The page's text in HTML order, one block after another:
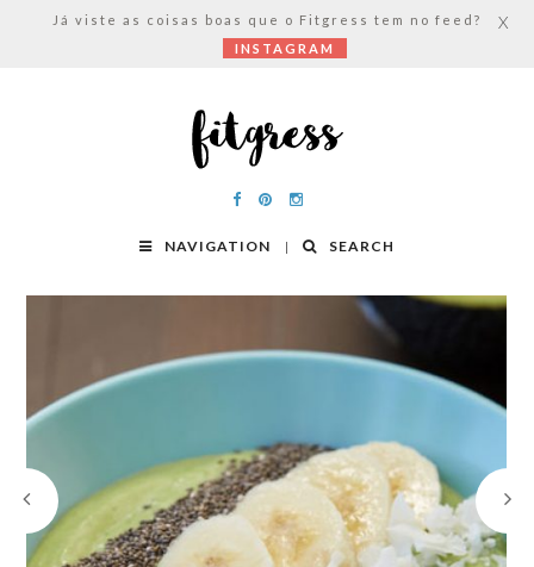
NAVIGATION SEARCH
Já viste as coisas boas que o Fitgress tem no feed?
INSTAGRAM
X